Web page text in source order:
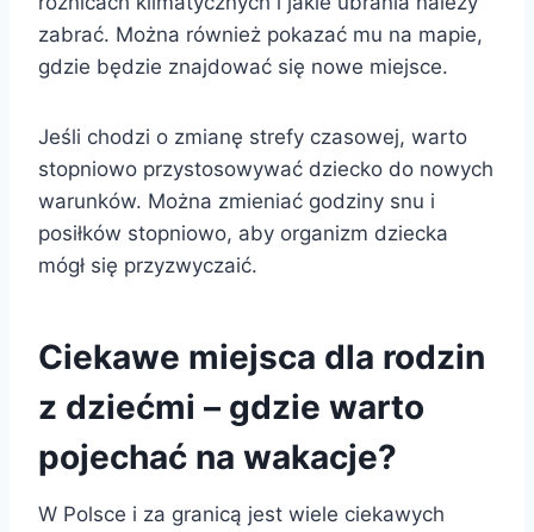
zabrać. Można również pokazać mu na mapie,
gdzie będzie znajdować się nowe miejsce.
Jeśli chodzi o zmianę strefy czasowej, warto
stopniowo przystosowywać dziecko do nowych
warunków. Można zmieniać godziny snu i
posiłków stopniowo, aby organizm dziecka
mógł się przyzwyczaić.
Ciekawe miejsca dla rodzin
z dziećmi – gdzie warto
pojechać na wakacje?
W Polsce i za granicą jest wiele ciekawych